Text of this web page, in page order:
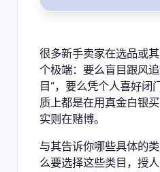
很多新手卖家在选品或
个极端：要么盲目跟风
目”，要么凭个人喜好闭
质上都是在用真金白银
实则在赌博。
与其告诉你哪些具体的
么要选择这些类目，授